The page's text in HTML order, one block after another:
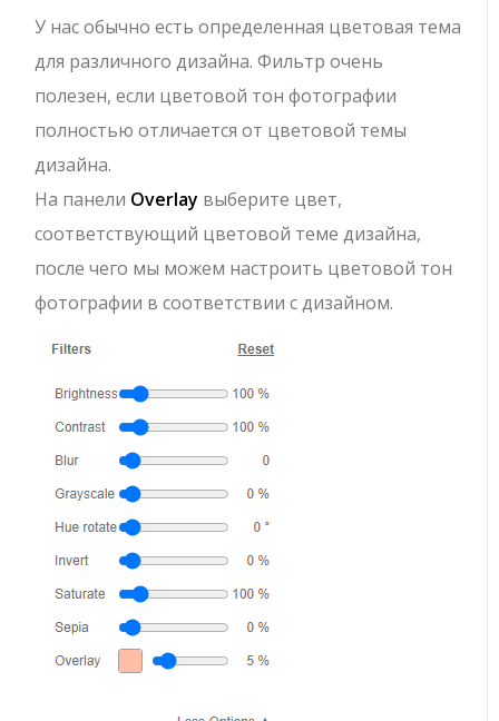
У нас обычно есть определенная цветовая тема
для различного дизайна. Фильтр очень
полезен, если цветовой тон фотографии
полностью отличается от цветовой темы
дизайна.
На панели Overlay выберите цвет,
соответствующий цветовой теме дизайна,
после чего мы можем настроить цветовой тон
фотографии в соответствии с дизайном.